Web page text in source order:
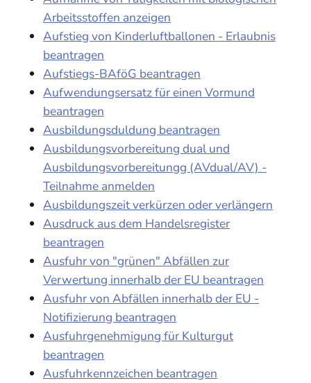
Arbeitsstoffen anzeigen
Aufstieg von Kinderluftballonen - Erlaubnis
beantragen
Aufstiegs-BAföG beantragen
Aufwendungsersatz für einen Vormund
beantragen
Ausbildungsduldung beantragen
Ausbildungsvorbereitung dual und
Ausbildungsvorbereitungg (AVdual/AV) -
Teilnahme anmelden
Ausbildungszeit verkürzen oder verlängern
Ausdruck aus dem Handelsregister
beantragen
Ausfuhr von "grünen" Abfällen zur
Verwertung innerhalb der EU beantragen
Ausfuhr von Abfällen innerhalb der EU -
Notifizierung beantragen
Ausfuhrgenehmigung für Kulturgut
beantragen
Ausfuhrkennzeichen beantragen